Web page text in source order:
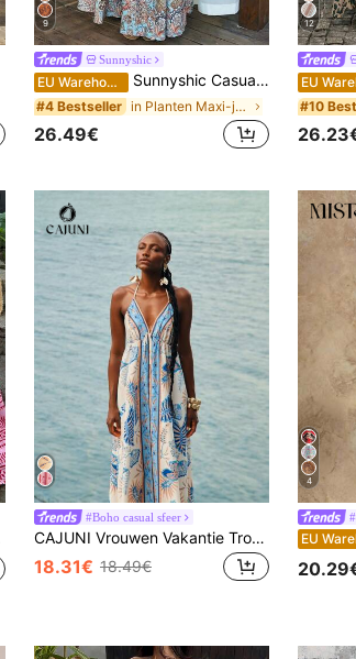
9
Sunnyshic
EU Warehouse Sunnyshic Casual, modieuze, alledaagse jurk voor dames met paisleyprint, halterhals, strik en ruches aan de zoom, lente/zomer
#4 Bestseller in Planten Maxi-jurken
26.49€
12
#10
#Boho casual sfeer
CAJUNI Vrouwen Vakantie Tropische Boho Print Spaghetti Bandjes Veter Casual Strand Zomerjurk
18.31€ 18.49€
4